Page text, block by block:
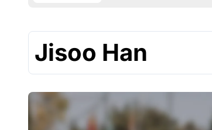
Jisoo Han